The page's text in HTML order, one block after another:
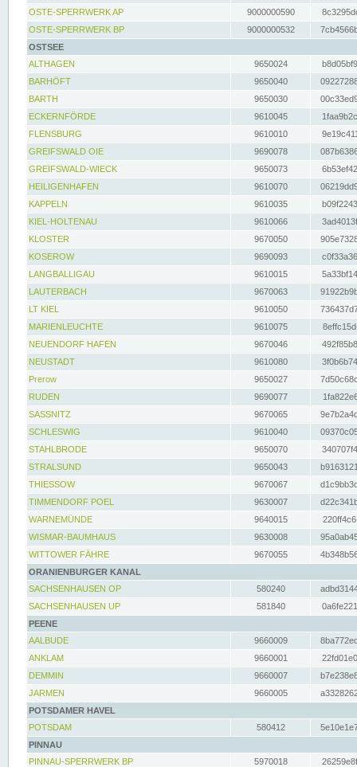
OSTE-SPERRWERK AP
9000000590
OSTE-SPERRWERK BP
9000000532
OSTSEE
ALTHAGEN
9650024
BARHÖFT
9650040
BARTH
9650030
ECKERNFÖRDE
9610045
FLENSBURG
9610010
GREIFSWALD OIE
9690078
GREIFSWALD-WIECK
9650073
HEILIGENHAFEN
9610070
KAPPELN
9610035
KIEL-HOLTENAU
9610066
KLOSTER
9670050
KOSEROW
9690093
LANGBALLIGAU
9610015
LAUTERBACH
9670063
LT KIEL
9610050
MARIENLEUCHTE
9610075
NEUENDORF HAFEN
9670046
NEUSTADT
9610080
Prerow
9650027
RUDEN
9690077
SASSNITZ
9670065
SCHLESWIG
9610040
STAHLBRODE
9650070
STRALSUND
9650043
THIESSOW
9670067
TIMMENDORF POEL
9630007
WARNEMÜNDE
9640015
WISMAR-BAUMHAUS
9630008
WITTOWER FÄHRE
9670055
ORANIENBURGER KANAL
SACHSENHAUSEN OP
580240
SACHSENHAUSEN UP
581840
PEENE
AALBUDE
9660009
ANKLAM
9660001
DEMMIN
9660007
JARMEN
9660005
POTSDAMER HAVEL
POTSDAM
580412
PINNAU
PINNAU-SPERRWERK BP
5970018